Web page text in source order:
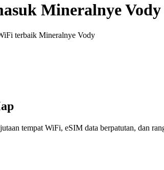
Mineralnye Vody
terbaik Mineralnye Vody
tempat WiFi, eSIM data berpatutan, dan